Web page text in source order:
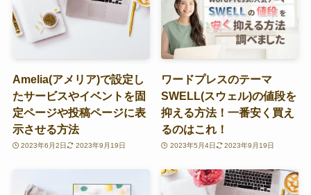
Amelia(アメリア)で設定し
たサービスやイベントを固
定ページや投稿ページに表
示させる方法
2023年6月2日 2023年9月19日
ワードプレスのテーマ
SWELL(スウェル)の値段を
抑える方法！一番安く買え
るのはこれ！
2023年5月4日 2023年9月19日